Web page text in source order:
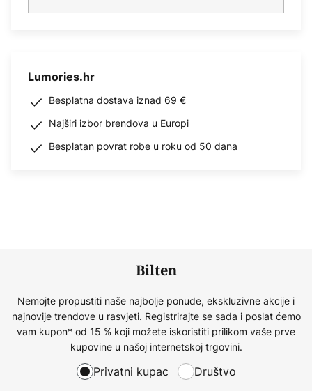
Lumories.hr
Besplatna dostava iznad 69 €
Najširi izbor brendova u Europi
Besplatan povrat robe u roku od 50 dana
Bilten
Nemojte propustiti naše najbolje ponude, ekskluzivne akcije i
najnovije trendove u rasvjeti. Registrirajte se sada i poslat ćemo
vam kupon* od 15 % koji možete iskoristiti prilikom vaše prve
kupovine u našoj internetskoj trgovini.
Privatni kupac Društvo